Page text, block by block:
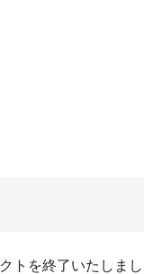
トを終了いたしまし